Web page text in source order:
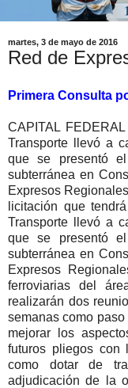
martes, 3 de mayo de 2016
Red de
Primera Consulta
CAPITAL
Transporte llevó a
que se presentó
subterránea en
Expresos
licitación que
Transporte llevó a
que se presentó
subterránea en
Expresos
ferroviarias del
realizarán dos
semanas como
mejorar los
futuros pliegos con
como dotar de
adjudicación de la